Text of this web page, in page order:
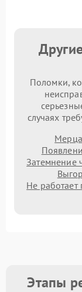
Поломки,
случаях
Затемнение
Не работает
Этапы